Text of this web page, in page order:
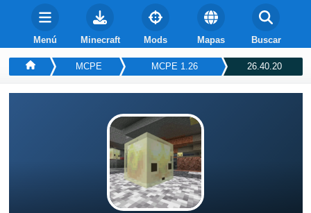
Menú Minecraft Mods Mapas Buscar
MCPE MCPE 1.26 26.40.20